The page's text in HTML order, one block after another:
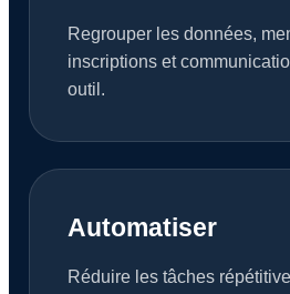
Regrouper les données,
inscriptions et
outil.
Automatiser
Réduire les tâches